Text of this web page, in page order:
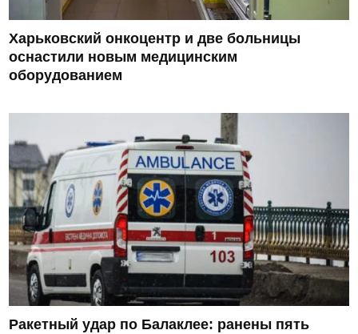
Харьковский онкоцентр и две больницы
оснастили новым медицинским
оборудованием
Ракетный удар по Балаклее: ранены пять